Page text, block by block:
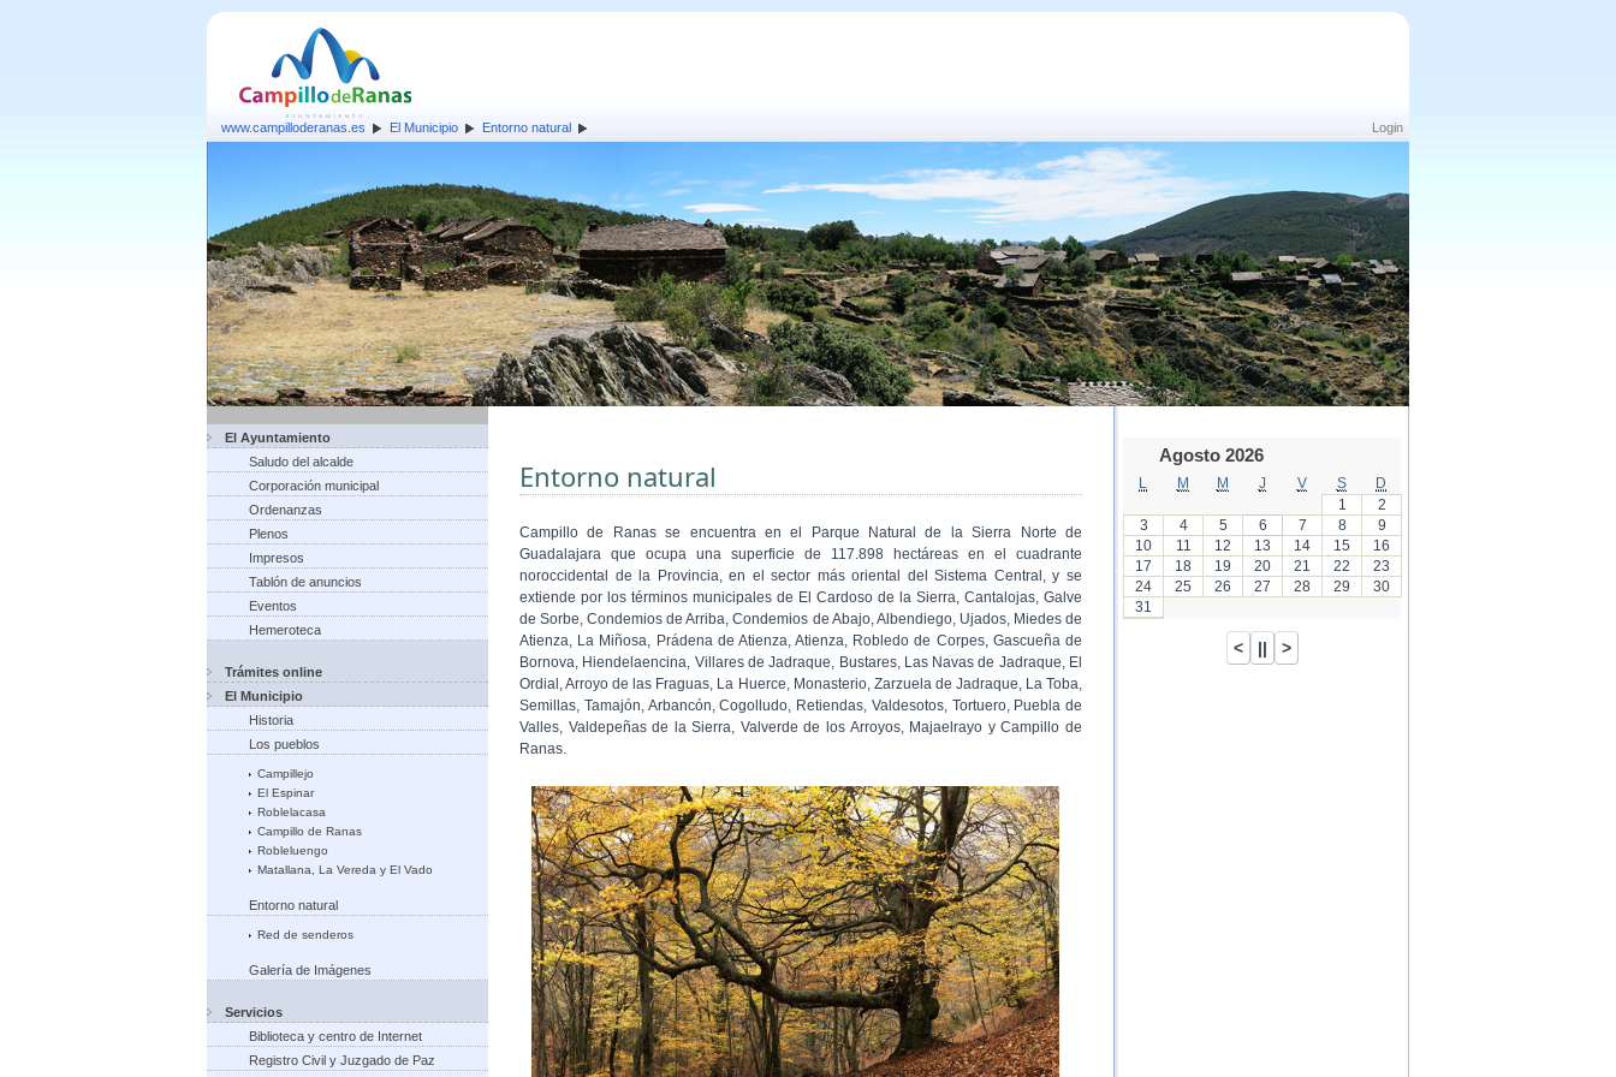
Login
www.campilloderanas.es El Municipio Entorno natural
El Ayuntamiento
Saludo del alcalde
Corporación municipal
Ordenanzas
Plenos
Impresos
Tablón de anuncios
Eventos
Hemeroteca
Trámites online
El Municipio
Historia
Los pueblos
Campillejo
El Espinar
Roblelacasa
Campillo de Ranas
Robleluengo
Matallana, La Vereda y El Vado
Entorno natural
Red de senderos
Galería de Imágenes
Servicios
Biblioteca y centro de Internet
Registro Civil y Juzgado de Paz
Entorno natural
Campillo de Ranas se encuentra en el Parque Natural de la Sierra Norte de
Guadalajara que ocupa una superficie de 117.898 hectáreas en el cuadrante
noroccidental de la Provincia, en el sector más oriental del Sistema Central, y se
extiende por los términos municipales de El Cardoso de la Sierra, Cantalojas, Galve
de Sorbe, Condemios de Arriba, Condemios de Abajo, Albendiego, Ujados, Miedes de
Atienza, La Miñosa, Prádena de Atienza, Atienza, Robledo de Corpes, Gascueña de
Bornova, Hiendelaencina, Villares de Jadraque, Bustares, Las Navas de Jadraque, El
Ordial, Arroyo de las Fraguas, La Huerce, Monasterio, Zarzuela de Jadraque, La Toba,
Semillas, Tamajón, Arbancón, Cogolludo, Retiendas, Valdesotos, Tortuero, Puebla de
Valles, Valdepeñas de la Sierra, Valverde de los Arroyos, Majaelrayo y Campillo de
Ranas.
Agosto 2026
M M J V S
D
1
2
3
4 5 6 7 8
9
10
11 12 13 14 15
16
17
18 19 20 21 22
23
24
25 26 27 28 29
30
31